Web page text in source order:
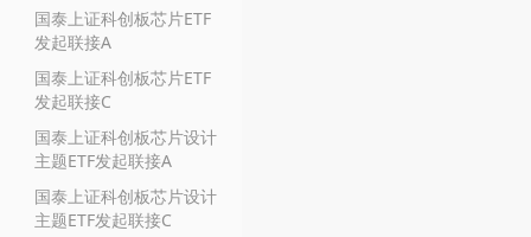
国泰上证科创板芯片ETF
发起联接A
国泰上证科创板芯片ETF
发起联接C
国泰上证科创板芯片设计
主题ETF发起联接A
国泰上证科创板芯片设计
主题ETF发起联接C